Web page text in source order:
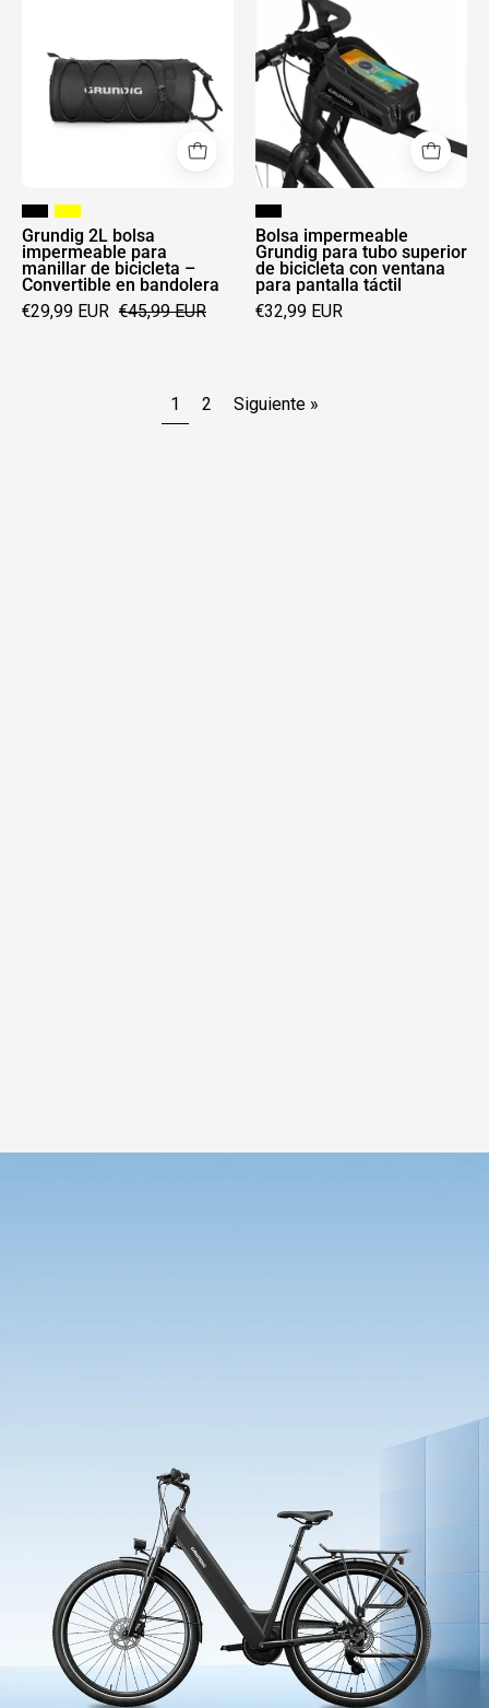
de
cuevas
y
pesca.
impermeable
para
manillar
Convertible
en
bandolera
Grundig 2L bolsa
impermeable para
manillar de bicicleta –
Convertible en bandolera
€29,99 EUR €45,99 EUR
Grundig
para
tubo
superior
bicicleta
ventana
para
pantalla
Bolsa impermeable
Grundig para tubo superior
de bicicleta con ventana
para pantalla táctil
€32,99 EUR
1 2 Siguiente »